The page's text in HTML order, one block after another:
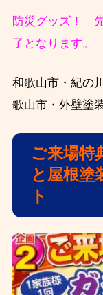
防災グッズ！
了となります。
和歌山市・紀の
歌山市・外壁塗
ご来場特
と屋根塗
ト